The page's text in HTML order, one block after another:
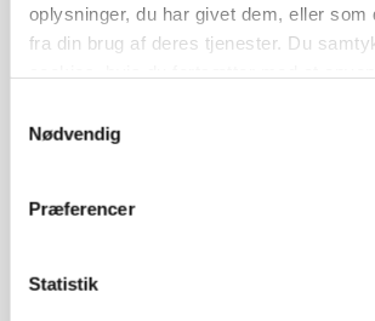
oplysninger, du har givet dem, eller som
fra din brug af deres tjenester. Du
Nødvendig
Præferencer
Statistik
Annonce
Loading...